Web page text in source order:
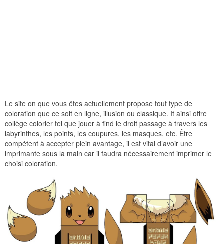
Le site on que vous êtes actuellement propose tout type de
coloration que ce soit en ligne, illusion ou classique. It ainsi offre
collège colorier tel que jouer à find le droit passage à travers les
labyrinthes, les points, les coupures, les masques, etc. Être
compétent à accepter plein avantage, il est vital d’avoir une
imprimante sous la main car il faudra nécessairement imprimer le
choisi coloration.